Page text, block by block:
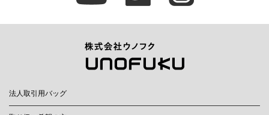
法人取引用バッグ